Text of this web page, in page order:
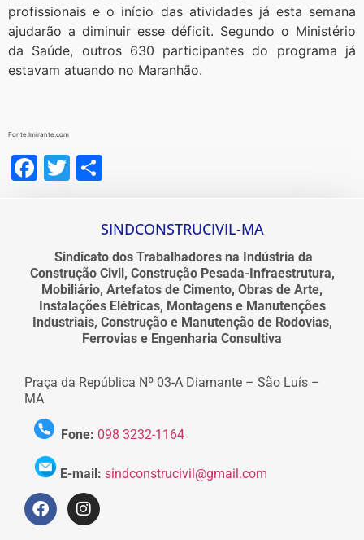
profissionais e o início das atividades já esta semana
ajudarão a diminuir esse déficit. Segundo o Ministério
da Saúde, outros 630 participantes do programa já
estavam atuando no Maranhão.
Fonte:Imirante.com
Facebook
Twitter
SINDCONSTRUCIVIL-MA
Sindicato dos Trabalhadores na Indústria da
Construção Civil, Construção Pesada-Infraestrutura,
Mobiliário, Artefatos de Cimento, Obras de Arte,
Instalações Elétricas, Montagens e Manutenções
Industriais, Construção e Manutenção de Rodovias,
Ferrovias e Engenharia Consultiva
Praça da República Nº 03-A Diamante – São Luís –
MA
Fone: 098 3232-1164
E-mail: sindconstrucivil@gmail.com